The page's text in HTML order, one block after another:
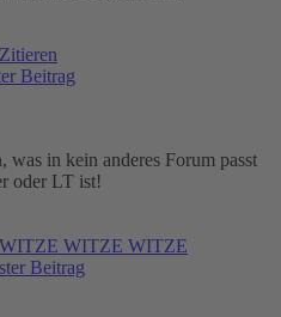
Beitrag
was in kein anderes Forum passt
oder LT ist!
WITZE WITZE
Beitrag